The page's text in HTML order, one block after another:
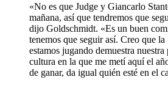
«No es que Judge y Giancarlo
mañana, así que tendremos que
dijo Goldschmidt. «Es un buen
tenemos que seguir así. Creo que
estamos jugando demuestra
cultura en la que me metí aquí el
de ganar, da igual quién esté en el